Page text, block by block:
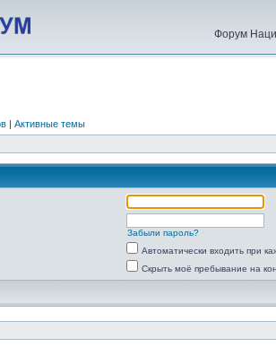
Форум
| Активные темы
Забыли пароль?
Автоматически входить при
Скрыть моё пребывание на